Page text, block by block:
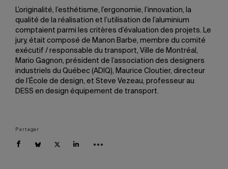
L’originalité, l’esthétisme, l’ergonomie, l’innovation, la
qualité de la réalisation et l’utilisation de l’aluminium
comptaient parmi les critères d’évaluation des projets. Le
jury, était composé de Manon Barbe, membre du comité
exécutif / responsable du transport, Ville de Montréal,
Mario Gagnon, président de l’association des designers
industriels du Québec (ADIQ), Maurice Cloutier, directeur
de l’École de design, et Steve Vezeau, professeur au
DESS en design équipement de transport.
Partager